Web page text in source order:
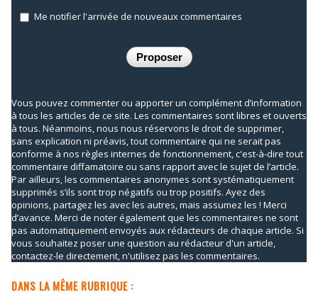
Me notifier l'arrivée de nouveaux commentaires
Vous pouvez commenter ou apporter un complément d’information
à tous les articles de ce site. Les commentaires sont libres et ouverts
à tous. Néanmoins, nous nous réservons le droit de supprimer,
sans explication ni préavis, tout commentaire qui ne serait pas
conforme à nos règles internes de fonctionnement, c'est-à-dire tout
commentaire diffamatoire ou sans rapport avec le sujet de l’article.
Par ailleurs, les commentaires anonymes sont systématiquement
supprimés s’ils sont trop négatifs ou trop positifs. Ayez des
opinions, partagez les avec les autres, mais assumez les ! Merci
d’avance. Merci de noter également que les commentaires ne sont
pas automatiquement envoyés aux rédacteurs de chaque article. Si
vous souhaitez poser une question au rédacteur d'un article,
contactez-le directement, n'utilisez pas les commentaires.
DANS LA MÊME RUBRIQUE :